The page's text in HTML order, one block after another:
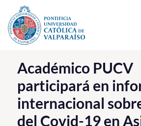
Click acá para ir directamente al contenido
La Universidad
Investigación, Creación e
PUCV Internacional
Vinculación con el Medio
Académico PUCV
participará en
internacional
del Covid-19 en